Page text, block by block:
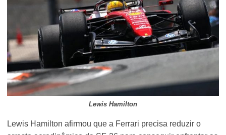
Lewis Hamilton
Lewis Hamilton afirmou que a Ferrari precisa reduzir o